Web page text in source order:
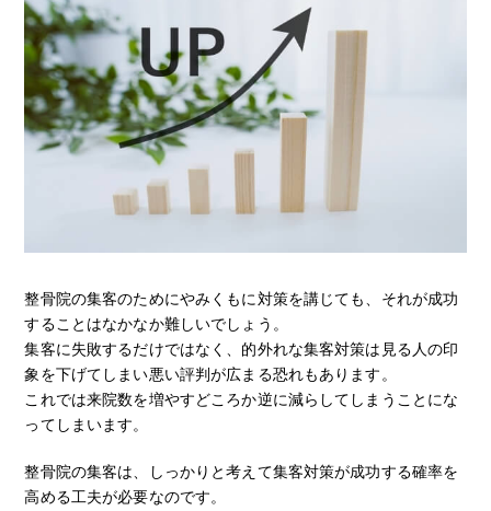
整骨院の集客のためにやみくもに対策を講じても、それが成功
することはなかなか難しいでしょう。
集客に失敗するだけではなく、的外れな集客対策は見る人の印
象を下げてしまい悪い評判が広まる恐れもあります。
これでは来院数を増やすどころか逆に減らしてしまうことにな
ってしまいます。
整骨院の集客は、しっかりと考えて集客対策が成功する確率を
高める工夫が必要なのです。